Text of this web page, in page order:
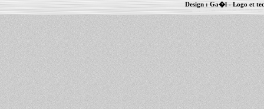
Design : Ga�l- Logo et